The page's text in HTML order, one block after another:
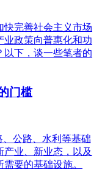
快完善社会主义市场
业政策向普惠化和功
以下，谈一些笔者的
门槛
公路、水利等基础
业、新业态，以及
要的基础设施。